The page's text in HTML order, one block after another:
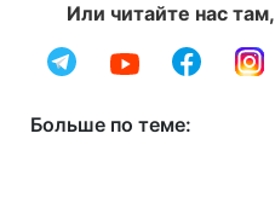
Или читайте нас
Больше по теме: